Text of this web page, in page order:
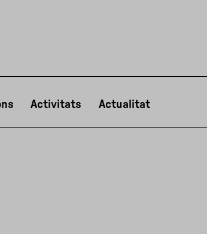
Activitats Actualitat